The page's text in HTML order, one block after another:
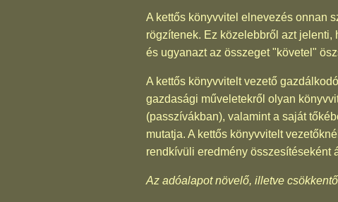
A kettős könyvvitel elnevezés onnan
rögzítenek. Ez közelebbről azt
és ugyanazt az összeget "követel"
A kettős könyvvitelt vezető
gazdasági műveletekről olyan
(passzívákban), valamint a saját
mutatja. A kettős könyvvitelt
rendkívüli eredmény összesítéseként
Az adóalapot növelő, illetve